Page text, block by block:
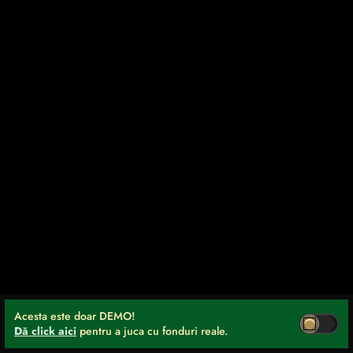
Acesta este doar DEMO!
Dă click aici pentru a juca cu fonduri reale.